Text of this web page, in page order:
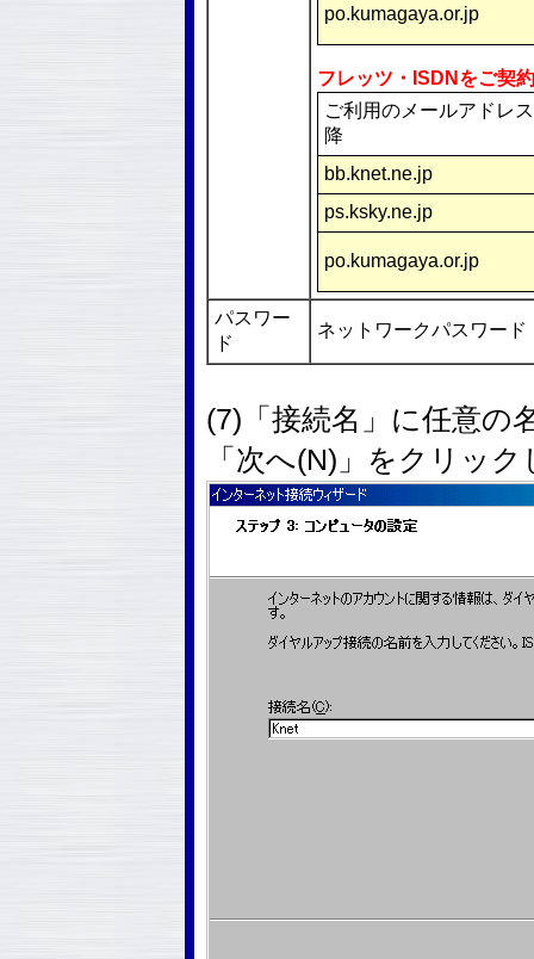
po.kumagaya.or.jp
フレッツ・ISDNをご契
ご利用のメールアドレ
降
bb.knet.ne.jp
ps.ksky.ne.jp
po.kumagaya.or.jp
パスワー
ド
ネットワークパスワード
(7)「接続名」に任意の
「次へ(N)」をクリッ